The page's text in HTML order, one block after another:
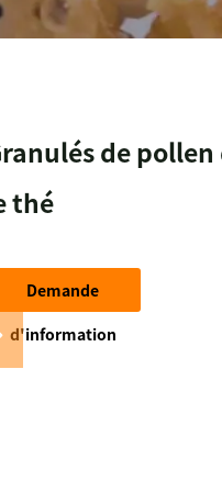
de
thé
Demande
d'information